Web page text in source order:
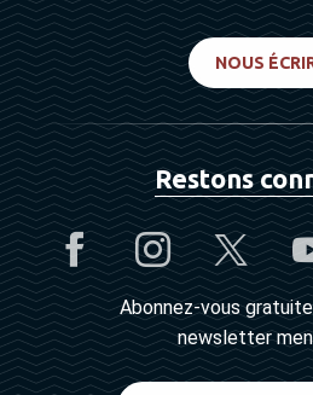
NOUS
Restons
Abonnez-vous
newsletter